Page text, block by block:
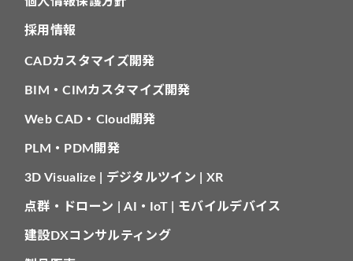
採用情報
CADカスタマイズ開発
BIM・CIMカスタマイズ開発
Web CAD・Cloud開発
PLM・PDM開発
3D Visualize | デジタルツイン | XR
点群・ドローン | AI・IoT | モバイルデバイス
建設DXコンサルティング